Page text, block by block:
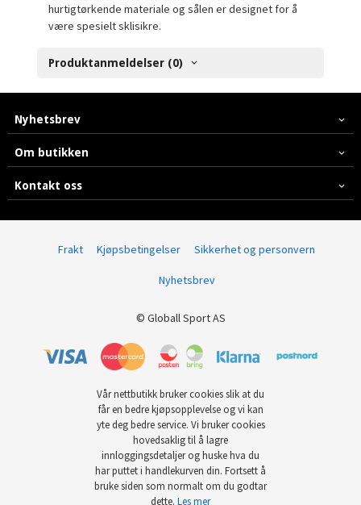
hurtigtørkende materiale og sålen er designet for å
være spesielt sklisikre.
Produktanmeldelser (0)
Nyhetsbrev
Om butikken
Kontakt oss
Frakt Kjøpsbetingelser Sikkerhet og personvern
Nyhetsbrev
© Globall Sport AS
Vår nettbutikk bruker cookies slik at du
får en bedre kjøpsopplevelse og vi kan
yte deg bedre service. Vi bruker cookies
hovedsaklig til å lagre
innloggingsdetaljer og huske hva du
har puttet i handlekurven din. Fortsett å
bruke siden som normalt om du godtar
dette. Les mer